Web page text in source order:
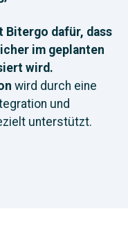
Bitergo dafür, dass
im geplanten
wird.
wird durch eine
und
unterstützt.